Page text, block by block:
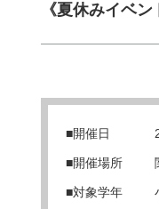
《夏休みイベ
■開催日
■開催場所
■対象学年